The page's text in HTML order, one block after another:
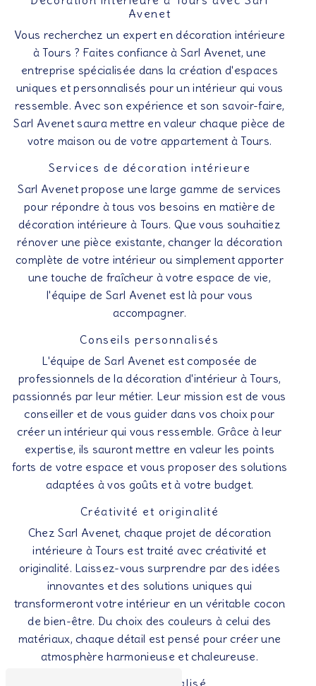
Avenet
Vous recherchez un expert en décoration intérieure
à Tours ? Faites confiance à Sarl Avenet, une
entreprise spécialisée dans la création d'espaces
uniques et personnalisés pour un intérieur qui vous
ressemble. Avec son expérience et son savoir-faire,
Sarl Avenet saura mettre en valeur chaque pièce de
votre maison ou de votre appartement à Tours.
Services de décoration intérieure
Sarl Avenet propose une large gamme de services
pour répondre à tous vos besoins en matière de
décoration intérieure à Tours. Que vous souhaitiez
rénover une pièce existante, changer la décoration
complète de votre intérieur ou simplement apporter
une touche de fraîcheur à votre espace de vie,
l'équipe de Sarl Avenet est là pour vous
accompagner.
Conseils personnalisés
L'équipe de Sarl Avenet est composée de
professionnels de la décoration d'intérieur à Tours,
passionnés par leur métier. Leur mission est de vous
conseiller et de vous guider dans vos choix pour
créer un intérieur qui vous ressemble. Grâce à leur
expertise, ils sauront mettre en valeur les points
forts de votre espace et vous proposer des solutions
adaptées à vos goûts et à votre budget.
Créativité et originalité
Chez Sarl Avenet, chaque projet de décoration
intérieure à Tours est traité avec créativité et
originalité. Laissez-vous surprendre par des idées
innovantes et des solutions uniques qui
transformeront votre intérieur en un véritable cocon
de bien-être. Du choix des couleurs à celui des
matériaux, chaque détail est pensé pour créer une
atmosphère harmonieuse et chaleureuse.